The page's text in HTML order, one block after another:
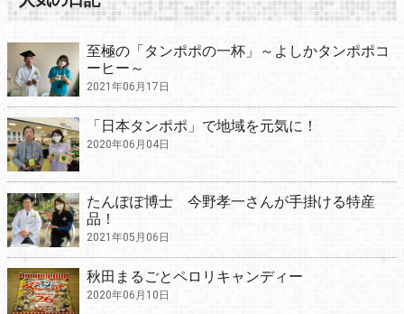
至極の「タンポポの一杯」～よしかタンポポコ
ーヒー～
2021年06月17日
「日本タンポポ」で地域を元気に！
2020年06月04日
たんぽぽ博士 今野孝一さんが手掛ける特産
品！
2021年05月06日
秋田まるごとペロリキャンディー
2020年06月10日